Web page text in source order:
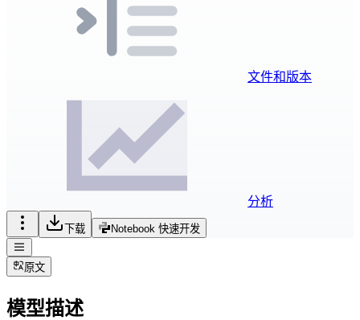
文件和版本
分析
下载 Notebook 快速开发
原文
模型描述